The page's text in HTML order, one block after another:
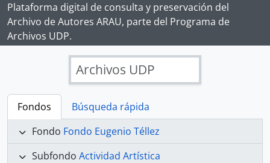
Plataforma digital de consulta y preservación del
Archivo de Autores ARAU, parte del Programa de
Archivos UDP.
Archivos UDP
Fondos
Búsqueda rápida
Fondo Fondo Eugenio Téllez
Subfondo Actividad Artística